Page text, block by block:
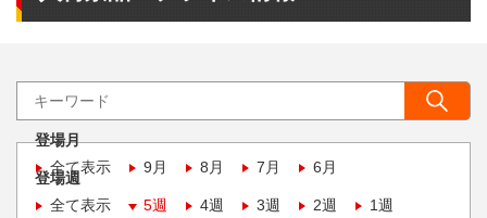
登場月
全て表示
9月 8月 7月 6月
登場週
全て表示
5週 4週 3週 2週 1週